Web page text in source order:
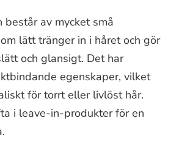
består av mycket små
lätt tränger in i håret och gör
och glansigt. Det har
egenskaper, vilket
för torrt eller livlöst hår.
i leave-in-produkter för en